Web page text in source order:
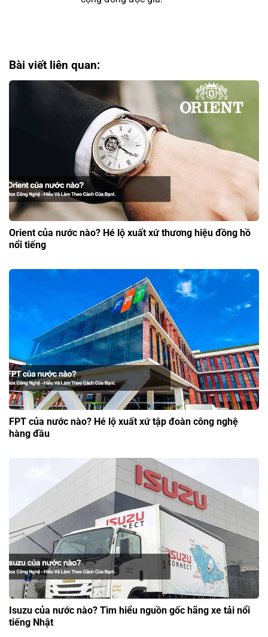
Bài viết liên quan:
Orient của nước nào? Hé lộ xuất xứ thương hiệu đồng hồ
nổi tiếng
FPT của nước nào? Hé lộ xuất xứ tập đoàn công nghệ
hàng đầu
Isuzu của nước nào? Tìm hiểu nguồn gốc hãng xe tải nổi
tiếng Nhật